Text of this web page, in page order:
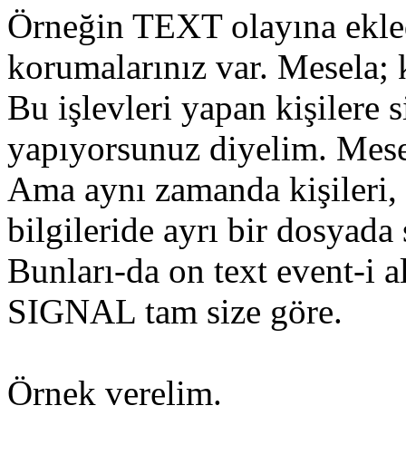
Örneğin TEXT olayına
korumalarınız var.
Bu işlevleri yapan kişilere
yapıyorsunuz diyelim.
Ama aynı zamanda kişileri,
bilgileride ayrı bir
Bunları-da on text event-i
SIGNAL tam size göre.
Örnek verelim.